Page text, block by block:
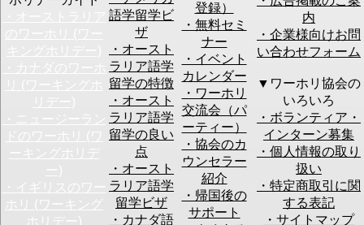
このメールアドレスをメール会員(無料)に登録す
る
※予約確認のメールをお送りします。必ず有効なアドレ
スを入力してください。
※ご注意： ワーホリ協会からのメールが迷惑メールにな
ってしまう場合の対処
郵便番号
ーキングホリデ
ー)
・イギリスのワー
ホリ (ワーキング
ホリデー)
語学留学ビ
ザ
・オースト
ラリア語学
留学の特徴
・オースト
ラリア語学
留学の良い
点
・オースト
ラリア語学
留学ビザ
・カナダ語
登録）
・無料セミ
ナー
・イベント
カレンダー
・ワーホリ
交流会（パ
ーティー）
・協会のカ
ウンセラー
紹介
・帰国後の
サポート
内
・企業様向けお問
い合わせフォーム
▼ワーホリ協会の
いろいろ
・ボランティア・
インターン募集
・個人情報の取り
扱い
・特定商取引に関
する表記
・サイトマップ